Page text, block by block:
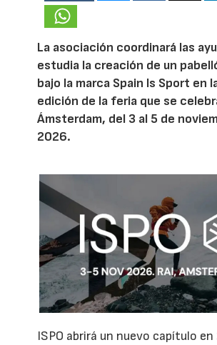
La asociación coordinará las
estudia la creación de un
bajo la marca Spain Is Sport en
edición de la feria que se
Ámsterdam, del 3 al 5 de
2026.
ISPO abrirá un nuevo capítulo